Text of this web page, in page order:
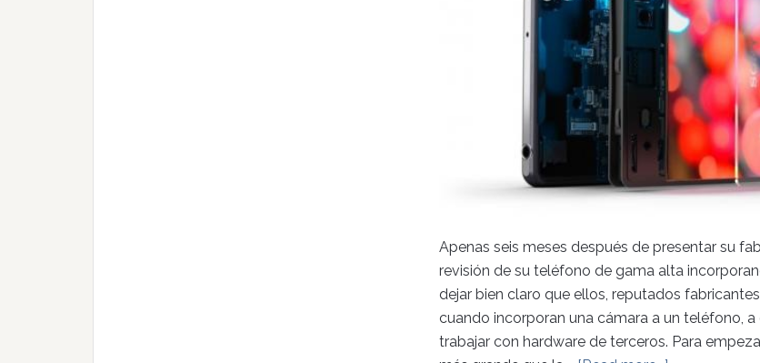
Apenas seis meses después de presentar su
revisión de su teléfono de gama alta
dejar bien claro que ellos, reputados
cuando incorporan una cámara a un teléfono,
trabajar con hardware de terceros. Para